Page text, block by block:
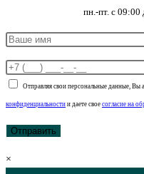
пн.-пт. с
Отправляя свои персональные данные, Вы
конфиденциальности и даете свое согласие на
×